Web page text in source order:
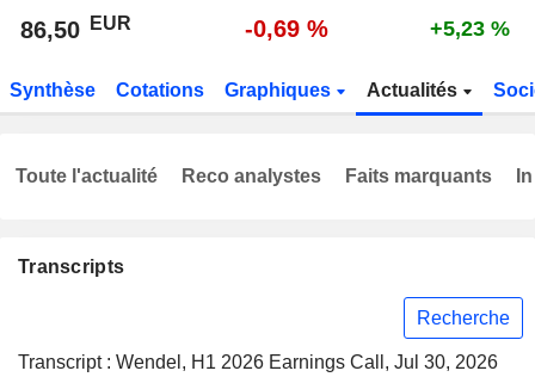
86,50 EUR -0,69 % +5,23 %
Synthèse Cotations Graphiques Actualités
Transcripts
Recherche
Transcript : Wendel, H1 2026 Earnings Call, Jul 30, 2026
Toute l'actualité Reco analystes Faits marquants